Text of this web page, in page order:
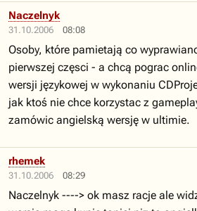
31.10.2006 08:08
Naczelnyk
Osoby, które pamietają co
pierwszej częsci - a chcą pograc
wersji językowej w wykonaniu
jak ktoś nie chce korzystac z
zamówic angielską wersję w ultimie.
31.10.2006 08:29
rhemek
Naczelnyk ----> ok masz racje ale